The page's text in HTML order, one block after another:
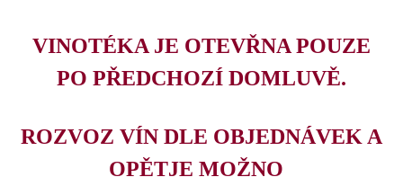
VINOTÉKA JE OTEVŘNA POUZE
PO PŘEDCHOZÍ DOMLUVĚ.
ROZVOZ VÍN DLE OBJEDNÁVEK A
OPĚTJE MOŽNO